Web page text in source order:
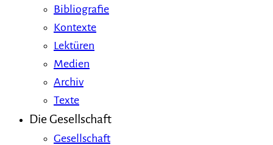
Bibliografie
Kontexte
Lektüren
Medien
Archiv
Texte
Die Gesellschaft
Gesellschaft